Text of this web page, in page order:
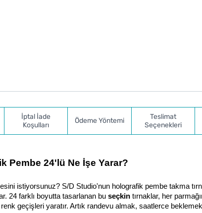
İptal İade
Koşulları
Ödeme Yöntemi
Teslimat
Seçenekleri
Pembe 24'lü Ne İşe Yarar?
istiyorsunuz? S/D Studio'nun holografik pembe takma
24 farklı boyutta tasarlanan bu seçkin tırnaklar, her
geçişleri yaratır. Artık randevu almak, saatlerce